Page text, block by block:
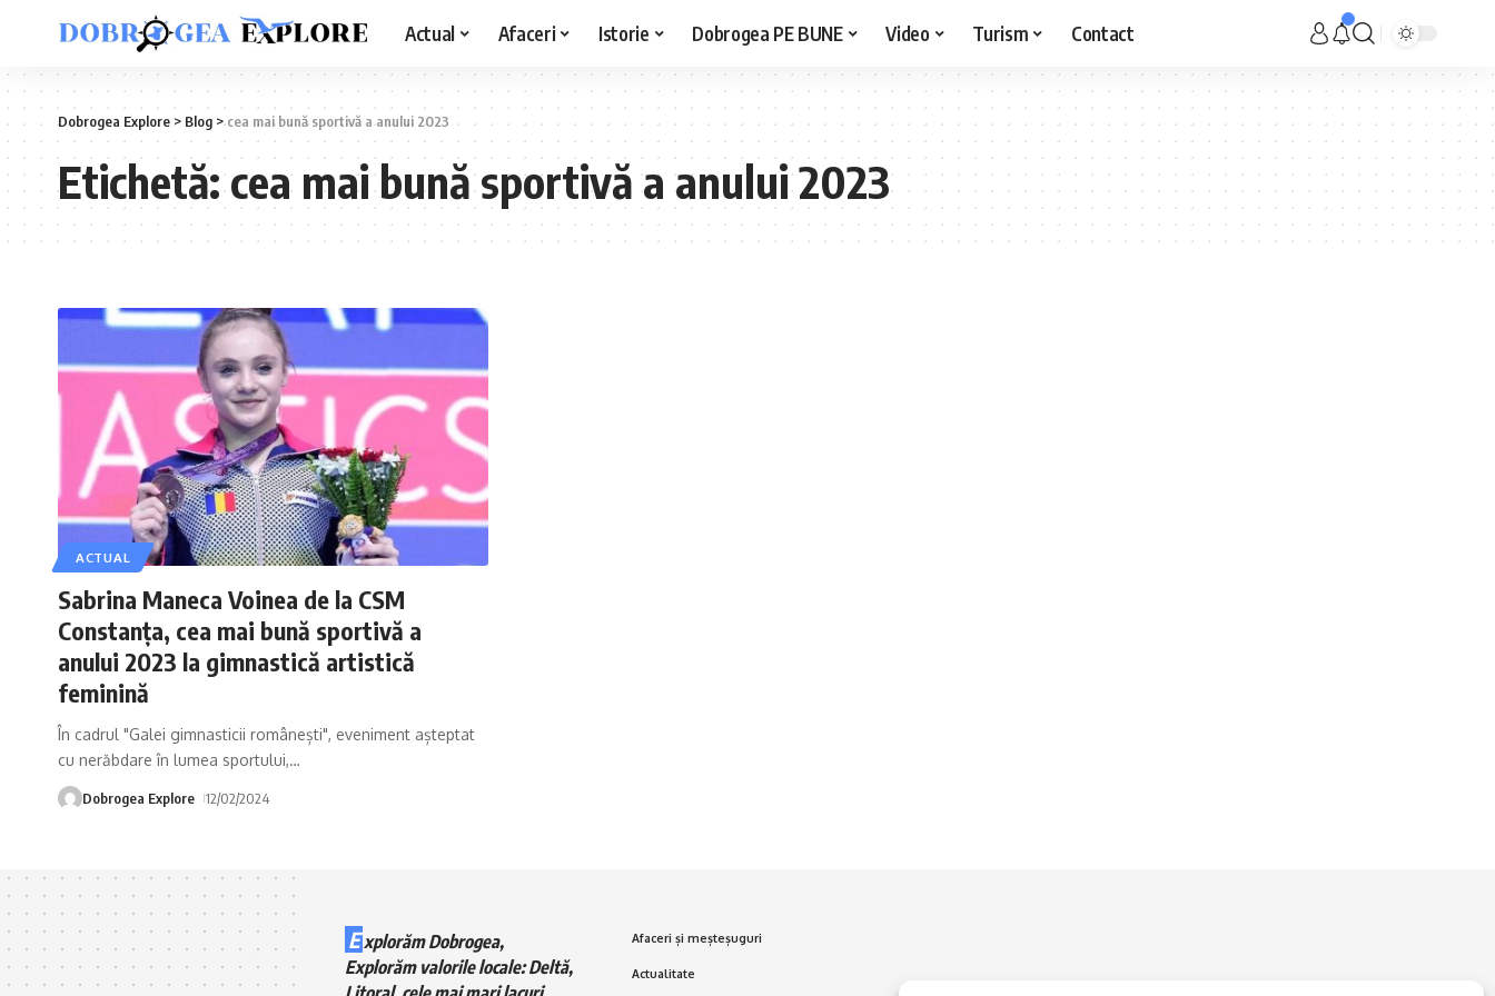
Actual Afaceri Istorie Dobrogea PE BUNE Video Turism Contact
Dobrogea Explore> Blog >cea mai bună sportivă a anului 2023
Etichetă:cea mai bună sportivă a anului 2023
ACTUAL
Sabrina Maneca Voinea de la CSM
Constanța, cea mai bună sportivă a
anului 2023 la gimnastică artistică
feminină
În cadrul "Galei gimnasticii românești", eveniment așteptat
cu nerăbdare în lumea sportului,…
Dobrogea Explore 12/02/2024
E xplorăm Dobrogea,
Explorăm valorile locale: Deltă,
Afaceri și meșteșuguri
Actualitate